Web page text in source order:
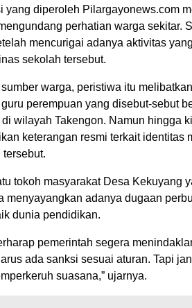
yang diperoleh Pilargayonews.com
perhatian warga sekitar.
mencurigai adanya aktivitas
sekolah tersebut.
sumber warga, peristiwa itu
perempuan yang disebut-sebut
di wilayah Takengon. Namun hingga
keterangan resmi terkait identitas
tersebut.
tokoh masyarakat Desa Kekuyang
menyayangkan adanya dugaan
dunia pendidikan.
pemerintah segera
ada sanksi sesuai aturan. Tapi
suasana,” ujarnya.